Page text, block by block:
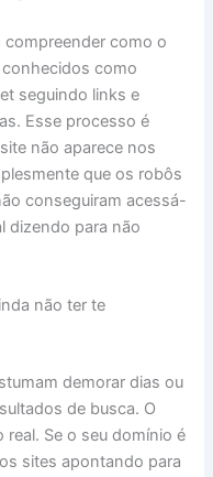
compreender como o
como
seguindo links e
Esse processo é
não aparece nos
que os robôs
conseguiram acessá-
dizendo para não
não ter te
demorar dias ou
de busca. O
Se o seu domínio é
sites apontando para